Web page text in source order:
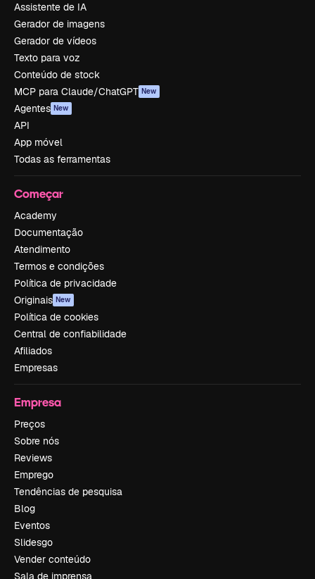
Assistente de IA
Gerador de imagens
Gerador de vídeos
Texto para voz
Conteúdo de stock
MCP para Claude/ChatGPT New
Agentes New
API
App móvel
Todas as ferramentas
Começar
Academy
Documentação
Atendimento
Termos e condições
Política de privacidade
Originais New
Política de cookies
Central de confiabilidade
Afiliados
Empresas
Empresa
Preços
Sobre nós
Reviews
Emprego
Tendências de pesquisa
Blog
Eventos
Slidesgo
Vender conteúdo
Sala de imprensa